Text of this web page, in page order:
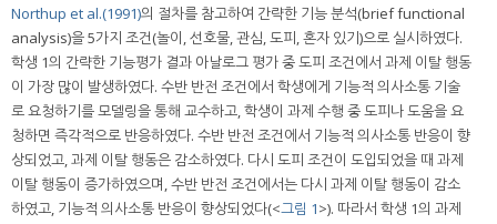
Northup et al.(1991)의 절차를 참고하여 간략한 기능 분석(brief functional
analysis)을 5가지 조건(놀이, 선호물, 관심, 도피, 혼자 있기)으로 실시하였다.
학생 1의 간략한 기능평가 결과 아날로그 평가 중 도피 조건에서 과제 이탈 행동
이 가장 많이 발생하였다. 수반 반전 조건에서 학생에게 기능적 의사소통 기술
로 요청하기를 모델링을 통해 교수하고, 학생이 과제 수행 중 도피나 도움을 요
청하면 즉각적으로 반응하였다. 수반 반전 조건에서 기능적 의사소통 반응이 향
상되었고, 과제 이탈 행동은 감소하였다. 다시 도피 조건이 도입되었을 때 과제
이탈 행동이 증가하였으며, 수반 반전 조건에서는 다시 과제 이탈 행동이 감소
하였고, 기능적 의사소통 반응이 향상되었다(<그림 1>). 따라서 학생 1의 과제